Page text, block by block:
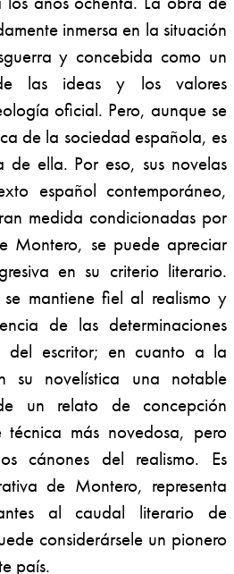
inmersa en la situación
y concebida como un
las ideas y los valores
oficial. Pero, aunque se
de la sociedad española, es
de ella. Por eso, sus novelas
español contemporáneo,
medida condicionadas por
Montero, se puede apreciar
en su criterio literario.
mantiene fiel al realismo y
de las determinaciones
del escritor; en cuanto a la
su novelística una notable
un relato de concepción
más novedosa, pero
cánones del realismo. Es
de Montero, representa
al caudal literario de
considerársele un pionero
país.